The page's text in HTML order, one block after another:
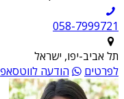
תל אביב-יפו, ישראל
לפרטים
הודעה לווטסאפ